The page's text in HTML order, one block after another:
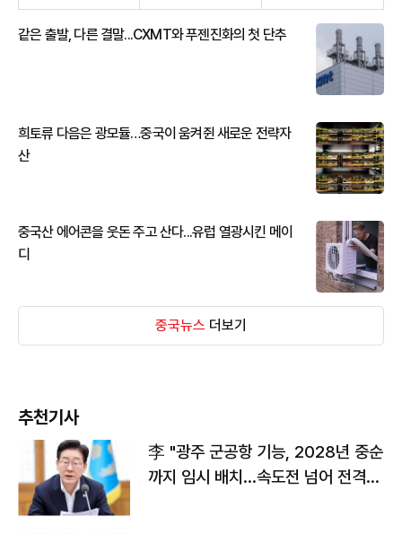
같은 출발, 다른 결말...CXMT와 푸젠진화의 첫 단추
희토류 다음은 광모듈…중국이 움켜쥔 새로운 전략자
산
중국산 에어콘을 웃돈 주고 산다...유럽 열광시킨 메이
디
중국뉴스 더보기
추천기사
李 "광주 군공항 기능, 2028년 중순
까지 임시 배치…속도전 넘어 전격